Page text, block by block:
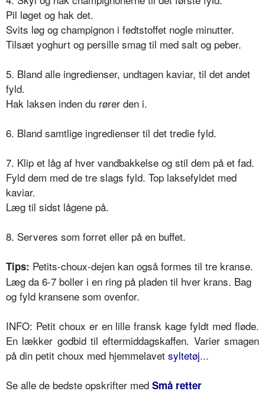
Pil løget og hak det.
Svits løg og champignon i fedtstoffet nogle minutter.
Tilsæt yoghurt og persille smag til med salt og peber.
5. Bland alle ingredienser, undtagen kaviar, til det andet
fyld.
Hak laksen inden du rører den i.
6. Bland samtlige ingredienser til det tredie fyld.
7. Klip et låg af hver vandbakkelse og stil dem på et fad.
Fyld dem med de tre slags fyld. Top laksefyldet med
kaviar.
Læg til sidst lågene på.
8. Serveres som forret eller på en buffet.
Tips: Petits-choux-dejen kan også formes til tre kranse.
Læg da 6-7 boller i en ring på pladen til hver krans. Bag
og fyld kransene som ovenfor.
INFO: Petit choux er en lille fransk kage fyldt med fløde.
En lækker godbid til eftermiddagskaffen. Varier smagen
på din petit choux med hjemmelavet syltetøj...
Se alle de bedste opskrifter med Små retter